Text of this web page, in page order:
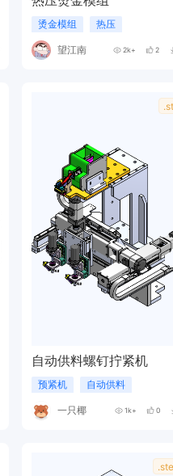
烫金模组 热压
望江南 2k+ 2
自动供料螺钉拧紧机
预紧机 自动供料
一只椰 1k+ 0